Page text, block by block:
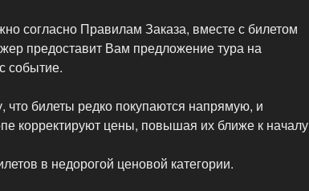
согласно Правилам Заказа, вместе с билетом
предоставит Вам предложение тура на
событие.
что билеты редко покупаются напрямую, и
корректируют цены, повышая их ближе к началу
в недорогой ценовой категории.